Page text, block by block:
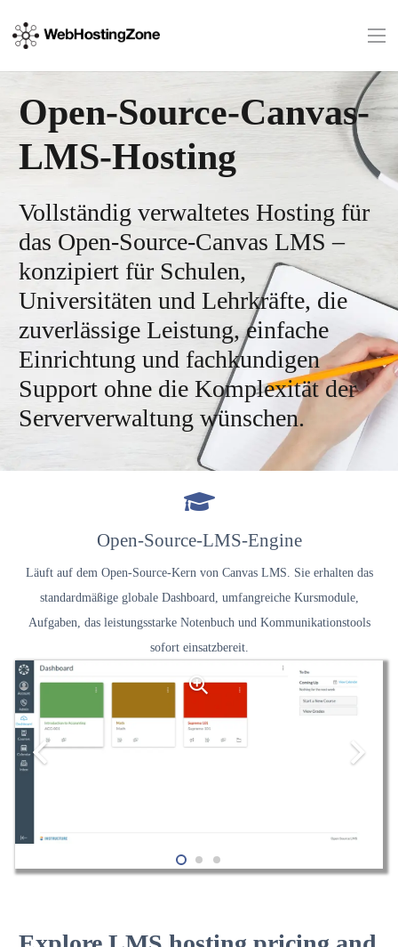
Open-Source-Canvas-
LMS-Hosting
Vollständig verwaltetes Hosting für
das Open-Source-Canvas LMS –
konzipiert für Schulen,
Universitäten und Lehrkräfte, die
zuverlässige Leistung, einfache
Einrichtung und fachkundigen
Support ohne die Komplexität der
Serververwaltung wünschen.
Open-Source-LMS-Engine
Läuft auf dem Open-Source-Kern von Canvas LMS. Sie erhalten das
standardmäßige globale Dashboard, umfangreiche Kursmodule,
Aufgaben, das leistungsstarke Notenbuch und Kommunikationstools
sofort einsatzbereit.